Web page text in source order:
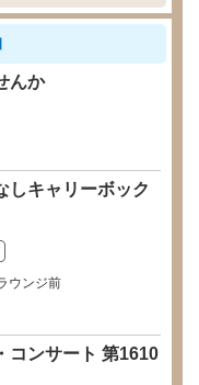
んか
しキャリーボック
ウンジ前
コンサート 第1610